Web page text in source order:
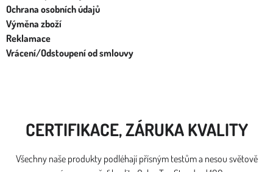
Ochrana osobních údajů
Výměna zboží
Reklamace
Vrácení/Odstoupení od smlouvy
CERTIFIKACE, ZÁRUKA KVALITY
Všechny naše produkty podléhají přísným testům a nesou světově